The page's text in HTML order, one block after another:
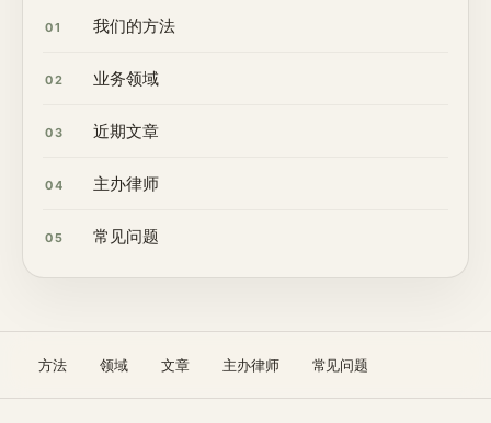
01 我们的方法
02 业务领域
03 近期文章
04 主办律师
05 常见问题
方法 领域 文章 主办律师 常见问题